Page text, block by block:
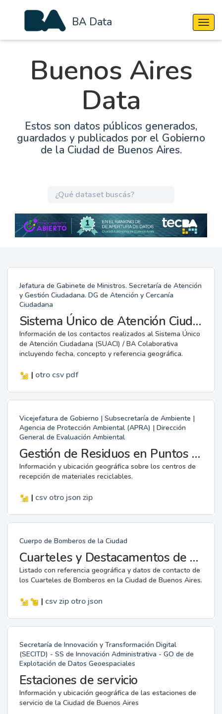
BA Data
Buenos Aires
Data
Estos son datos públicos generados,
guardados y publicados por el Gobierno
de la Ciudad de Buenos Aires.
Jefatura de Gabinete de Ministros. Secretaría de Atención
y Gestión Ciudadana. DG de Atención y Cercanía
Ciudadana
Sistema Único de Atención Ciudadana / BA Colaborativa
Información de los contactos realizados al Sistema Único
de Atención Ciudadana (SUACI) / BA Colaborativa
incluyendo fecha, concepto y referencia geográfica.
| otro csv pdf
Vicejefatura de Gobierno | Subsecretaría de Ambiente |
Agencia de Protección Ambiental (APRA) | Dirección
General de Evaluación Ambiental
Gestión de Residuos en Puntos Verdes
Información y ubicación geográfica sobre los centros de
recepción de materiales reciclables.
| csv otro json zip
Cuerpo de Bomberos de la Ciudad
Cuarteles y Destacamentos de Bomberos
Listado con referencia geográfica y datos de contacto de
los Cuarteles de Bomberos en la Ciudad de Buenos Aires.
| csv zip otro json
Secretaría de Innovación y Transformación Digital
(SECITD) - SS de Innovación Administrativa - GO de de
Explotación de Datos Geoespaciales
Estaciones de servicio
Información y ubicación geográfica de las estaciones de
servicio de la Ciudad de Buenos Aires